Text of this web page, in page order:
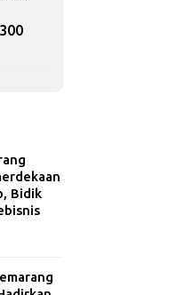
Bidik